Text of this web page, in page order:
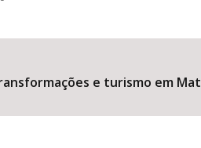
e turismo em